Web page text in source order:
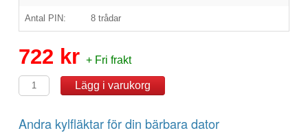
Antal PIN: 8 trådar
722 kr+ Fri frakt
Andra kylfläktar för din bärbara dator